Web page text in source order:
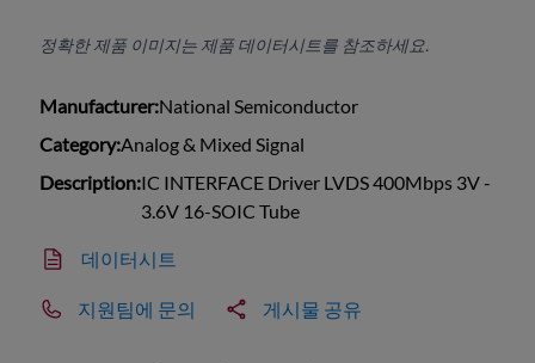
정확한 제품 이미지는 제품 데이터시트를 참조하세요.
Manufacturer:National Semiconductor
Category:Analog & Mixed Signal
Description:IC INTERFACE Driver LVDS 400Mbps 3V -
3.6V 16-SOIC Tube
데이터시트
지원팀에 문의 게시물 공유